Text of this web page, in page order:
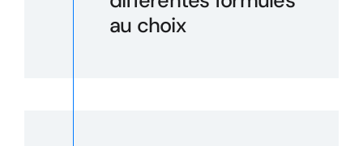
au choix